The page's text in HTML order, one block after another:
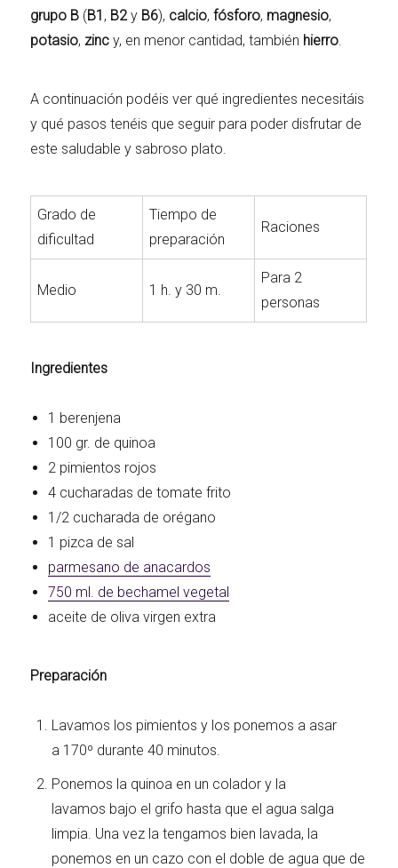
grupo B (B1 , B2 y B6), calcio,fósforo, magnesio,
potasio, zinc y, en menor cantidad, también hierro
A continuación podéis ver qué ingredientes necesitáis
y qué pasos tenéis que seguir para poder disfrutar de
este saludable y sabroso plato.
Grado de
dificultad
Tiempo de
preparación
Raciones
Medio 1 h. y 30 m.
Para 2
personas
Ingredientes
1 berenjena
100 gr. de quinoa
2 pimientos rojos
4 cucharadas de tomate frito
1/2 cucharada de orégano
1 pizca de sal
parmesano de anacardos
750 ml. de bechamel vegetal
aceite de oliva virgen extra
Preparación
Lavamos los pimientos y los ponemos a asar
a 170º durante 40 minutos.
Ponemos la quinoa en un colador y la
lavamos bajo el grifo hasta que el agua salga
limpia. Una vez la tengamos bien lavada, la
ponemos en un cazo con el doble de agua que de